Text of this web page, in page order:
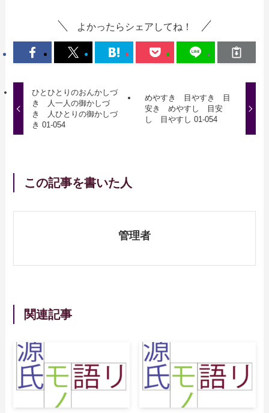
よかったらシェアしてね！
ひとひとりのおんかしづ
き 人一人の御かしづ
き 人ひとりの御かしづ
き 01-054
めやすき 目やすき 目
安き めやすし 目安
し 目やすし 01-054
この記事を書いた人
管理者
関連記事